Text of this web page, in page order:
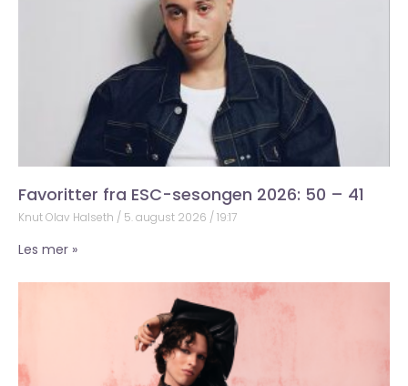
Favoritter fra ESC-sesongen 2026: 50 – 41
Knut Olav Halseth 5. august 2026 19:17
Les mer »